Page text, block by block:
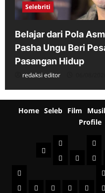
Selebriti
Belajar dari Pola
Pasha Ungu Beri
Pasangan Hidup
redaksi editor
Home Seleb Film
Profile
Home
Seleb
Indonesia
Film
Gaya
Hidup
FashionHealthyBeautyKulinerJalan-